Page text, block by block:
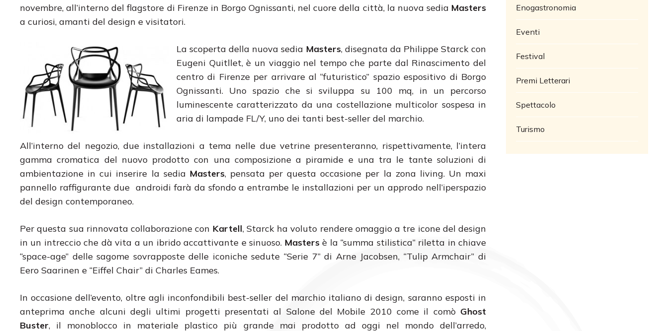
novembre, all’interno del flagstore di Firenze in Borgo Ognissanti, nel cuore della città, la nuova sedia Masters
a curiosi, amanti del design e visitatori.
La scoperta della nuova sedia Masters, disegnata da Philippe Starck con
Eugeni Quitllet, è un viaggio nel tempo che parte dal Rinascimento del
centro di Firenze per arrivare al “futuristico” spazio espositivo di Borgo
Ognissanti. Uno spazio che si sviluppa su 100 mq, in un percorso
luminescente caratterizzato da una costellazione multicolor sospesa in
aria di lampade FL/Y, uno dei tanti best-seller del marchio.
All’interno del negozio, due installazioni a tema nelle due vetrine presenteranno, rispettivamente, l’intera
gamma cromatica del nuovo prodotto con una composizione a piramide e una tra le tante soluzioni di
ambientazione in cui inserire la sedia Masters, pensata per questa occasione per la zona living. Un maxi
pannello raffigurante due androidi farà da sfondo a entrambe le installazioni per un approdo nell’iperspazio
del design contemporaneo.
Per questa sua rinnovata collaborazione con Kartell, Starck ha voluto rendere omaggio a tre icone del design
in un intreccio che dà vita a un ibrido accattivante e sinuoso. Mastersè la “summa stilistica” riletta in chiave
“space-age” delle sagome sovrapposte delle iconiche sedute “Serie 7” di Arne Jacobsen, “Tulip Armchair” di
Eero Saarinen e “Eiffel Chair” di Charles Eames.
In occasione dell’evento, oltre agli inconfondibili best-seller del marchio italiano di design, saranno esposti in
anteprima anche alcuni degli ultimi progetti presentati al Salone del Mobile 2010 come il comò Ghost
Buster, il monoblocco in materiale plastico più grande mai prodotto ad oggi nel mondo dell’arredo,
Enogastronomia
Eventi
Festival
Premi Letterari
Spettacolo
Turismo